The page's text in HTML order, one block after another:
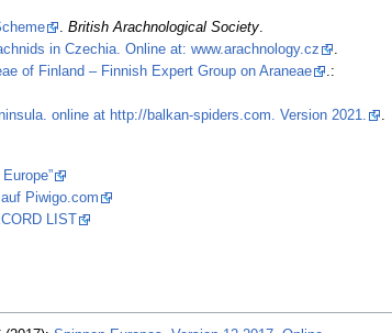
. British Arachnological Society.
in Czechia. Online at: www.arachnology.cz
.
of Finland – Finnish Expert Group on Araneae
.:
online at http://balkan-spiders.com. Version 2021.
Piwigo.com
LIST